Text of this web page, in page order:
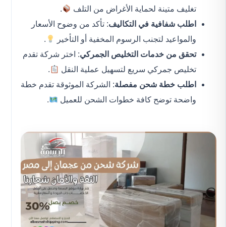
تغليف متينة لحماية الأغراض من التلف
.
اطلب شفافية في التكاليف: تأكد من وضوح الأسعار
والمواعيد لتجنب الرسوم المخفية أو التأخير
.
تحقق من خدمات التخليص الجمركي: اختر شركة تقدم
تخليص جمركي سريع لتسهيل عملية النقل
.
اطلب خطة شحن مفصلة: الشركة الموثوقة تقدم خطة
واضحة توضح كافة خطوات الشحن للعميل
.